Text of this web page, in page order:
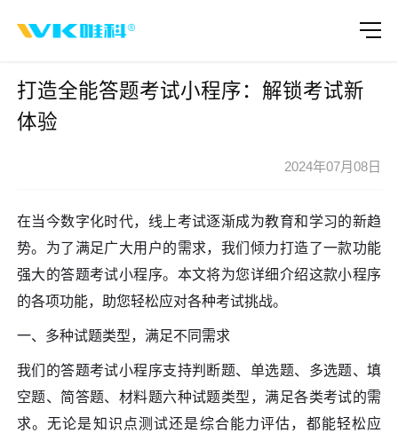
打造全能答题考试小程序：解锁考试新
体验
2024年07月08日
在当今数字化时代，线上考试逐渐成为教育和学习的新趋
势。为了满足广大用户的需求，我们倾力打造了一款功能
强大的答题考试小程序。本文将为您详细介绍这款小程序
的各项功能，助您轻松应对各种考试挑战。
一、多种试题类型，满足不同需求
我们的答题考试小程序支持判断题、单选题、多选题、填
空题、简答题、材料题六种试题类型，满足各类考试的需
求。无论是知识点测试还是综合能力评估，都能轻松应